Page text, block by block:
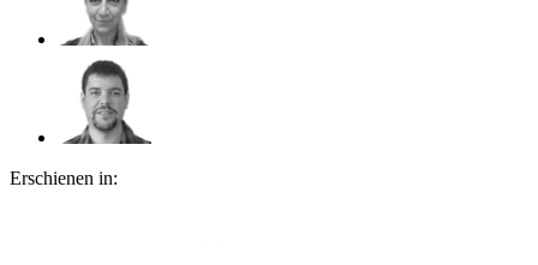
Erschienen in: